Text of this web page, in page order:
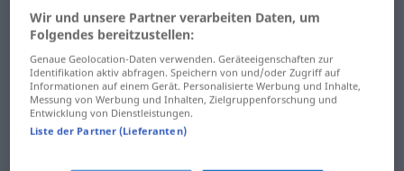
hartnäckig
Haschisch
Hase
Haselnuss
Hauptbahnhof
Haupteingang
Wir und unsere Partner verarbeiten Daten, um
Folgendes bereitzustellen:
Genaue Geolocation-Daten verwenden. Geräteeigenschaften zur
Identifikation aktiv abfragen. Speichern von und/oder Zugriff auf
Informationen auf einem Gerät. Personalisierte Werbung und Inhalte,
Messung von Werbung und Inhalten, Zielgruppenforschung und
Entwicklung von Dienstleistungen.
Liste der Partner (Lieferanten)